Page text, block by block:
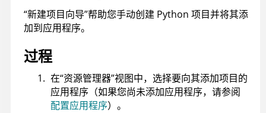
“新建项目向导”帮助您手动创建 Python 项目并将其添
加到应用程序。
过程
在“资源管理器”视图中，选择要向其添加项目的
应用程序（如果您尚未添加应用程序，请参阅
配置应用程序）。